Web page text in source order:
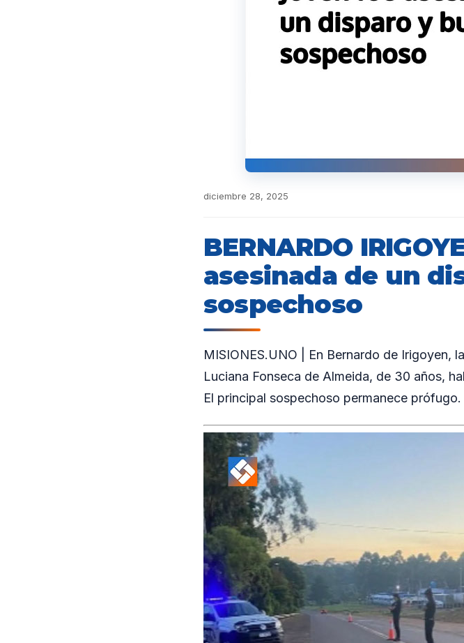
diciembre 28, 2025
BERNARDO
asesinada de un
sospechoso
MISIONES.UNO | En Bernardo de Irigoyen,
Luciana Fonseca de Almeida, de 30 años,
El principal sospechoso permanece prófugo.